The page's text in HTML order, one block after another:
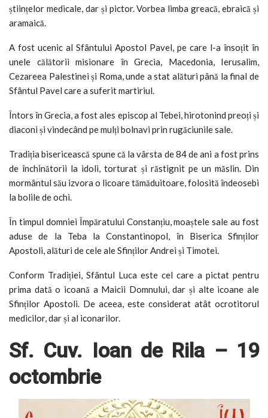
științelor medicale, dar și pictor. Vorbea limba greacă, ebraică și
aramaică.
A fost ucenic al Sfântului Apostol Pavel, pe care l-a însoțit în
unele călătorii misionare în Grecia, Macedonia, Ierusalim,
Cezareea Palestinei și Roma, unde a stat alături până la final de
Sfântul Pavel care a suferit martiriul.
Întors în Grecia, a fost ales episcop al Tebei, hirotonind preoți și
diaconi și vindecând pe mulți bolnavi prin rugăciunile sale.
Tradiția bisericească spune că la vârsta de 84 de ani a fost prins
de închinătorii la idoli, torturat și răstignit pe un măslin. Din
mormântul său izvora o licoare tămăduitoare, folosită îndeosebi
la bolile de ochi.
În timpul domniei Împăratului Constanțiu, moaștele sale au fost
aduse de la Teba la Constantinopol, în Biserica Sfinților
Apostoli, alături de cele ale Sfinților Andrei și Timotei.
Conform Tradiției, Sfântul Luca este cel care a pictat pentru
prima dată o icoană a Maicii Domnului, dar și alte icoane ale
Sfinților Apostoli. De aceea, este considerat atât ocrotitorul
medicilor, dar și al iconarilor.
Sf. Cuv. Ioan de Rila – 19
octombrie